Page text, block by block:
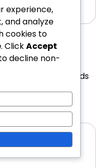
Required fields
experience,
and analyze
cookies to
. ClickAccept
decline non-